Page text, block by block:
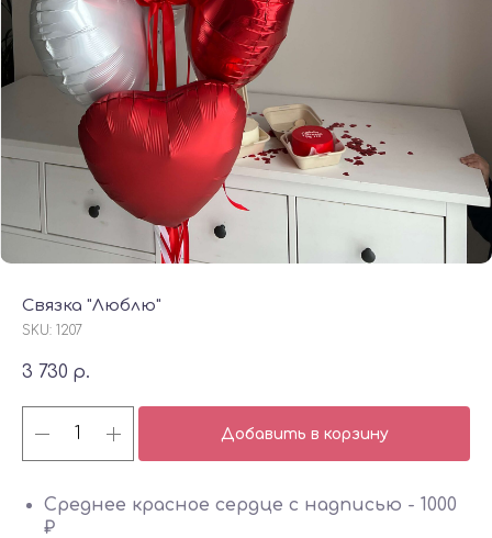
Связка "Люблю"
SKU: 1207
3 730 р.
Добавить в корзину
Среднее красное сердце с надписью - 1000
₽